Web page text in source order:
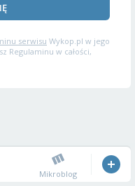
serwisu Wykop.pl w jego
Regulaminu w całości,
Mikroblog